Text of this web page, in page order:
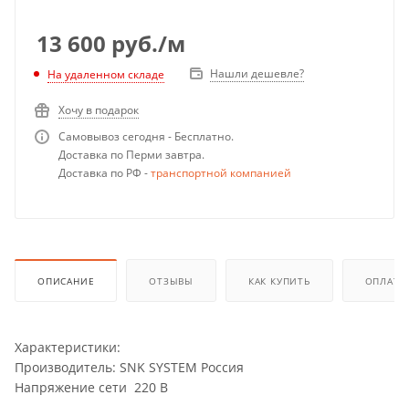
13 600 руб./м
На удаленном складе Нашли дешевле?
Хочу в подарок
Самовывоз сегодня - Бесплатно.
Доставка по Перми завтра.
Доставка по РФ -транспортной компанией
ОПИСАНИЕ ОТЗЫВЫ КАК КУПИТЬ ОПЛАТА
Характеристики:
Производитель: SNK SYSTEM Россия
Напряжение сети 220 В